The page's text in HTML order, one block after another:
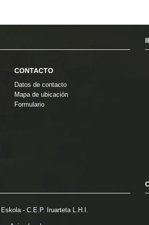
CONTACTO
Datos de contacto
Mapa de ubicación
Formulario
- C.E.P. Iruarteta L.H.I.